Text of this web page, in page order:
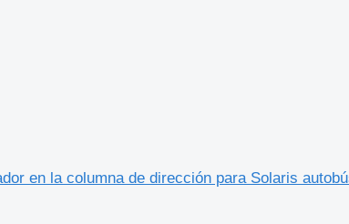
en la columna de dirección para Solaris